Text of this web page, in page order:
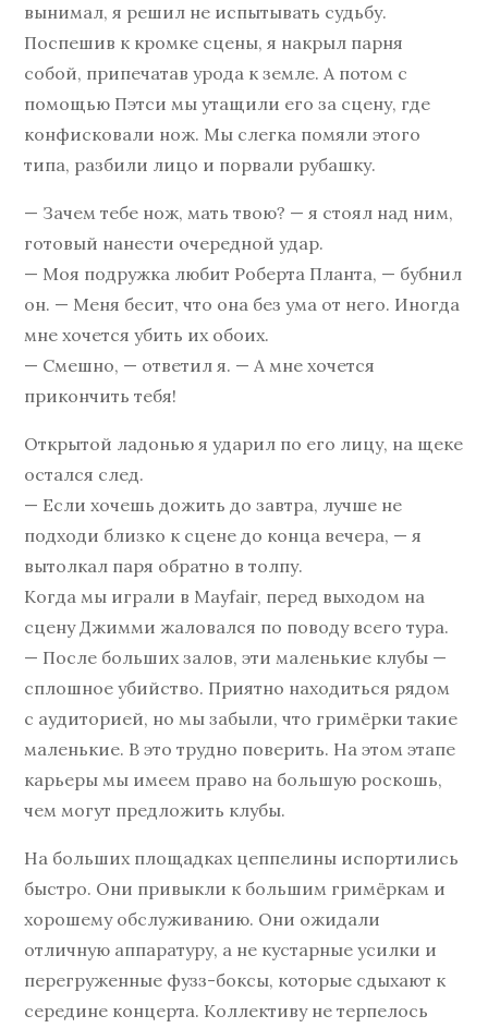
вынимал, я решил не испытывать судьбу.
Поспешив к кромке сцены, я накрыл парня
собой, припечатав урода к земле. А потом с
помощью Пэтси мы утащили его за сцену, где
конфисковали нож. Мы слегка помяли этого
типа, разбили лицо и порвали рубашку.
— Зачем тебе нож, мать твою? — я стоял над ним,
готовый нанести очередной удар.
— Моя подружка любит Роберта Планта, — бубнил
он. — Меня бесит, что она без ума от него. Иногда
мне хочется убить их обоих.
— Смешно, — ответил я. — А мне хочется
прикончить тебя!
Открытой ладонью я ударил по его лицу, на щеке
остался след.
— Если хочешь дожить до завтра, лучше не
подходи близко к сцене до конца вечера, — я
вытолкал паря обратно в толпу.
Когда мы играли в Mayfair, перед выходом на
сцену Джимми жаловался по поводу всего тура.
— После больших залов, эти маленькие клубы —
сплошное убийство. Приятно находиться рядом
с аудиторией, но мы забыли, что гримёрки такие
маленькие. В это трудно поверить. На этом этапе
карьеры мы имеем право на большую роскошь,
чем могут предложить клубы.
На больших площадках цеппелины испортились
быстро. Они привыкли к большим гримёркам и
хорошему обслуживанию. Они ожидали
отличную аппаратуру, а не кустарные усилки и
перегруженные фузз-боксы, которые сдыхают к
середине концерта. Коллективу не терпелось